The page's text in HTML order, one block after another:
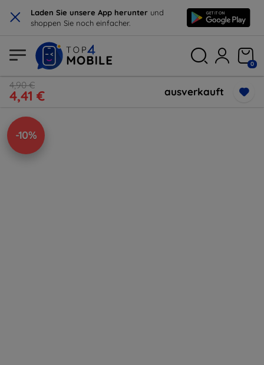
× Laden Sie unsere App herunter und
shoppen Sie noch einfacher.
0
4,90 €
4,41 € ausverkauft
-10%